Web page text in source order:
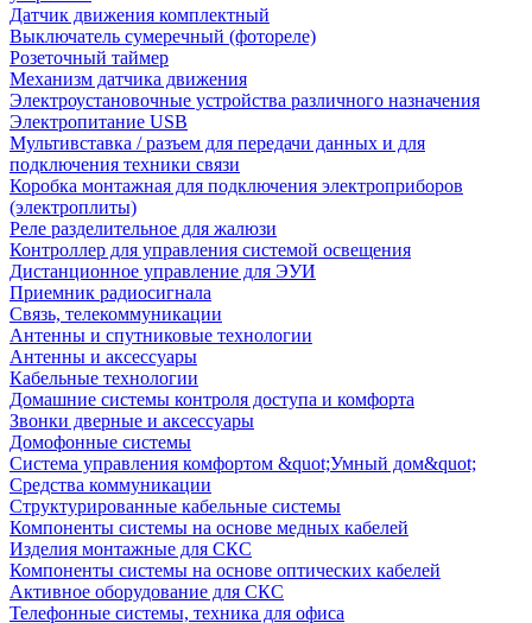
Датчик движения комплектный
Выключатель сумеречный (фотореле)
Розеточный таймер
Механизм датчика движения
Электроустановочные устройства различного назначения
Электропитание USB
Мультивставка / разъем для передачи данных и для
подключения техники связи
Коробка монтажная для подключения электроприборов
(электроплиты)
Реле разделительное для жалюзи
Контроллер для управления системой освещения
Дистанционное управление для ЭУИ
Приемник радиосигнала
Связь, телекоммуникации
Антенны и спутниковые технологии
Антенны и аксессуары
Кабельные технологии
Домашние системы контроля доступа и комфорта
Звонки дверные и аксессуары
Домофонные системы
Система управления комфортом &quot;Умный дом&quot;
Средства коммуникации
Структурированные кабельные системы
Компоненты системы на основе медных кабелей
Изделия монтажные для СКС
Компоненты системы на основе оптических кабелей
Активное оборудование для СКС
Телефонные системы, техника для офиса